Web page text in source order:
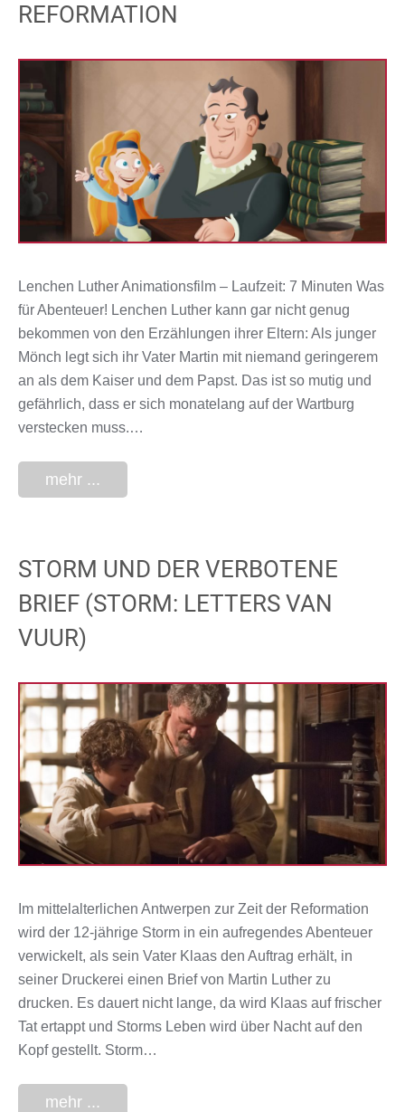
REFORMATION
Lenchen Luther Animationsfilm – Laufzeit: 7 Minuten Was
für Abenteuer! Lenchen Luther kann gar nicht genug
bekommen von den Erzählungen ihrer Eltern: Als junger
Mönch legt sich ihr Vater Martin mit niemand geringerem
an als dem Kaiser und dem Papst. Das ist so mutig und
gefährlich, dass er sich monatelang auf der Wartburg
verstecken muss.…
mehr ...
STORM UND DER VERBOTENE
BRIEF (STORM: LETTERS VAN
VUUR)
Im mittelalterlichen Antwerpen zur Zeit der Reformation
wird der 12-jährige Storm in ein aufregendes Abenteuer
verwickelt, als sein Vater Klaas den Auftrag erhält, in
seiner Druckerei einen Brief von Martin Luther zu
drucken. Es dauert nicht lange, da wird Klaas auf frischer
Tat ertappt und Storms Leben wird über Nacht auf den
Kopf gestellt. Storm…
mehr ...